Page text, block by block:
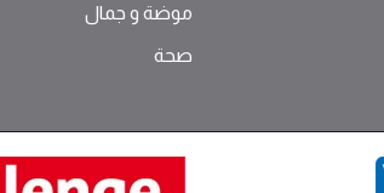
موضة ‫و‬ ‫‬‫جمال‬
صحة